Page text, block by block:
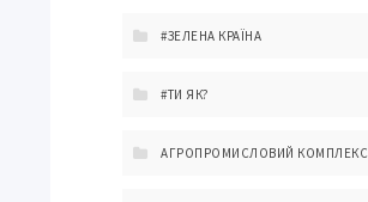
#ЗЕЛЕНА КРАЇНА
#ТИ ЯК?
АГРОПРОМИСЛОВИЙ КОМПЛЕКС